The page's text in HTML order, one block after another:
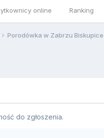
online Ranking
Porodówka w Zabrzu Biskupice
do zgłoszenia.